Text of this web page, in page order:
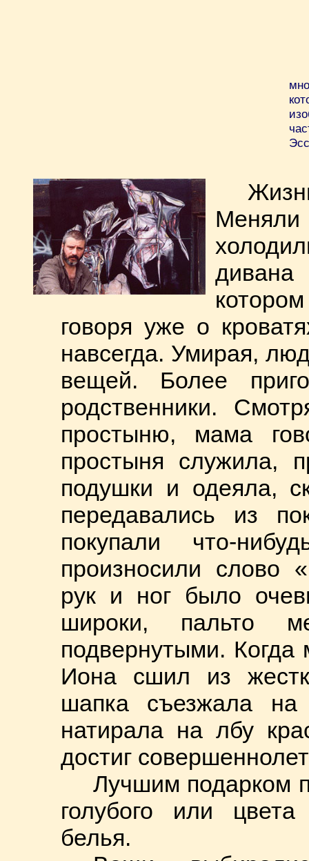
говоря уже о
навсегда. Умирая,
вещей. Более
родственники.
простыню, мама
простыня служила,
подушки и одеяла,
передавались из
покупали что-
произносили слово
рук и ног было
широки, пальто
подвернутыми.
Иона сшил из
шапка съезжала
натирала на лбу
достиг
Лучшим подарком
голубого или
белья.